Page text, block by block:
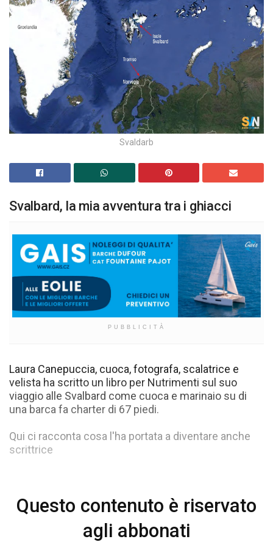
Svaldarb
Svalbard, la mia avventura tra i ghiacci
PUBBLICITÀ
Laura Canepuccia, cuoca, fotografa, scalatrice e
velista ha scritto un libro per Nutrimenti sul suo
viaggio alle Svalbard come cuoca e marinaio su di
una barca fa charter di 67 piedi.
Qui ci racconta cosa l'ha portata a diventare anche
scrittrice
Questo contenuto è riservato
agli abbonati